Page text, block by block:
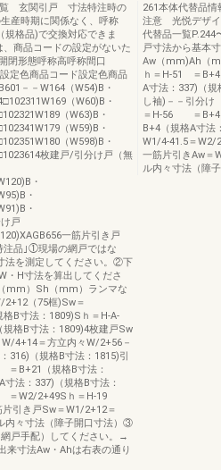
覧 玄関引戸 寸法特注時の
時期に関係なく、呼称
規格品)で交換対応できま
商品コードの設定がないた
閉形態呼称高呼称間口
定色商品コード設定色商品
－－W164（W54)B・
（W60)B・
（W63)B・
（W59)B・
（W598)B・
枚建戸/引分け戸（無
・
・
・
戸
一筋片引き戸
品｣①現場の網戸ではな
法を測定してください。②下
・H寸法を算出してくださ
mm）Sh（mm）ランマな
2+12（75框)Sw＝
B寸法：1809)Sｈ＝H-A-
格B寸法：1809)4枚建戸Sw
4+14＝方立内々W/2+56－
316)（規格B寸法：1815)引
B+21（規格B寸法：
法：337)（規格B寸法：
＝W2/2+49Sｈ＝H-19
引き戸Sw＝W1/2+12＝
内々寸法（障子開口寸法）③
戸手配）してください。→
来寸法Aw・Ahは右表の通り
261本体代替品
注意 光悦デザイ
代替品一覧P.244
戸寸法から基本
Aw（mm)Ah（
ｈ＝H-51 ＝B+4
A寸法：337)（規
し袖)－－引分け
＝H-56 ＝B+4
B+4（規格A寸法
W1/4-41.5＝W2/
一筋片引きAw＝
ル内々寸法（障